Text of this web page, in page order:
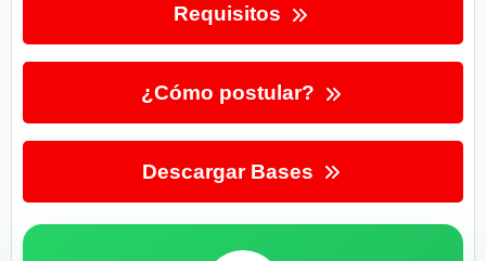
Requisitos
¿Cómo postular?
Descargar Bases